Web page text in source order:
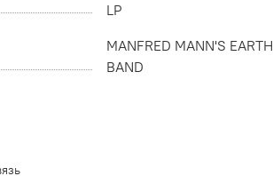
LP
MANFRED MANN'S EARTH
BAND